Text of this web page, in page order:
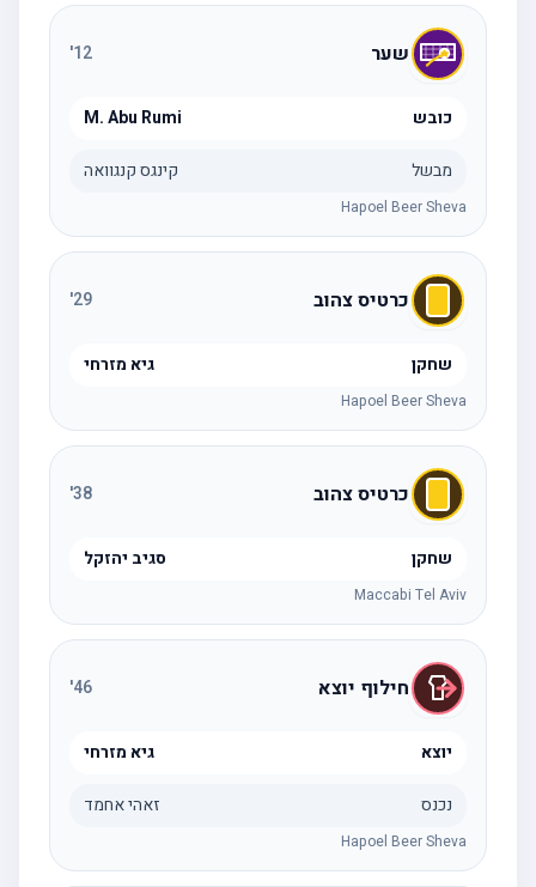
שער 12
'
כובש M. Abu Rumi
מבשל קינגס קנגוואה
Hapoel Beer Sheva
כרטיס צהוב 29
'
שחקן גיא מזרחי
Hapoel Beer Sheva
כרטיס צהוב 38
'
שחקן סגיב יהזקל
Maccabi Tel Aviv
חילוף יוצא 46
'
יוצא גיא מזרחי
נכנס זאהי אחמד
Hapoel Beer Sheva